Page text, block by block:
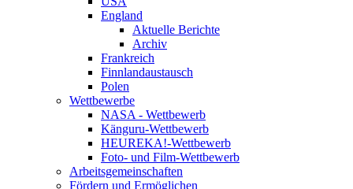
England
Aktuelle Berichte
Archiv
Frankreich
Finnlandaustausch
Polen
Wettbewerbe
NASA - Wettbewerb
Känguru-Wettbewerb
HEUREKA!-Wettbewerb
Foto- und Film-Wettbewerb
Arbeitsgemeinschaften
Fördern und Ermöglichen